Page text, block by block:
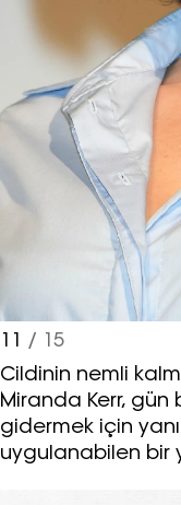
11 / 15
Cildinin nemli
Miranda Kerr, gün
gidermek için
uygulanabilen bir